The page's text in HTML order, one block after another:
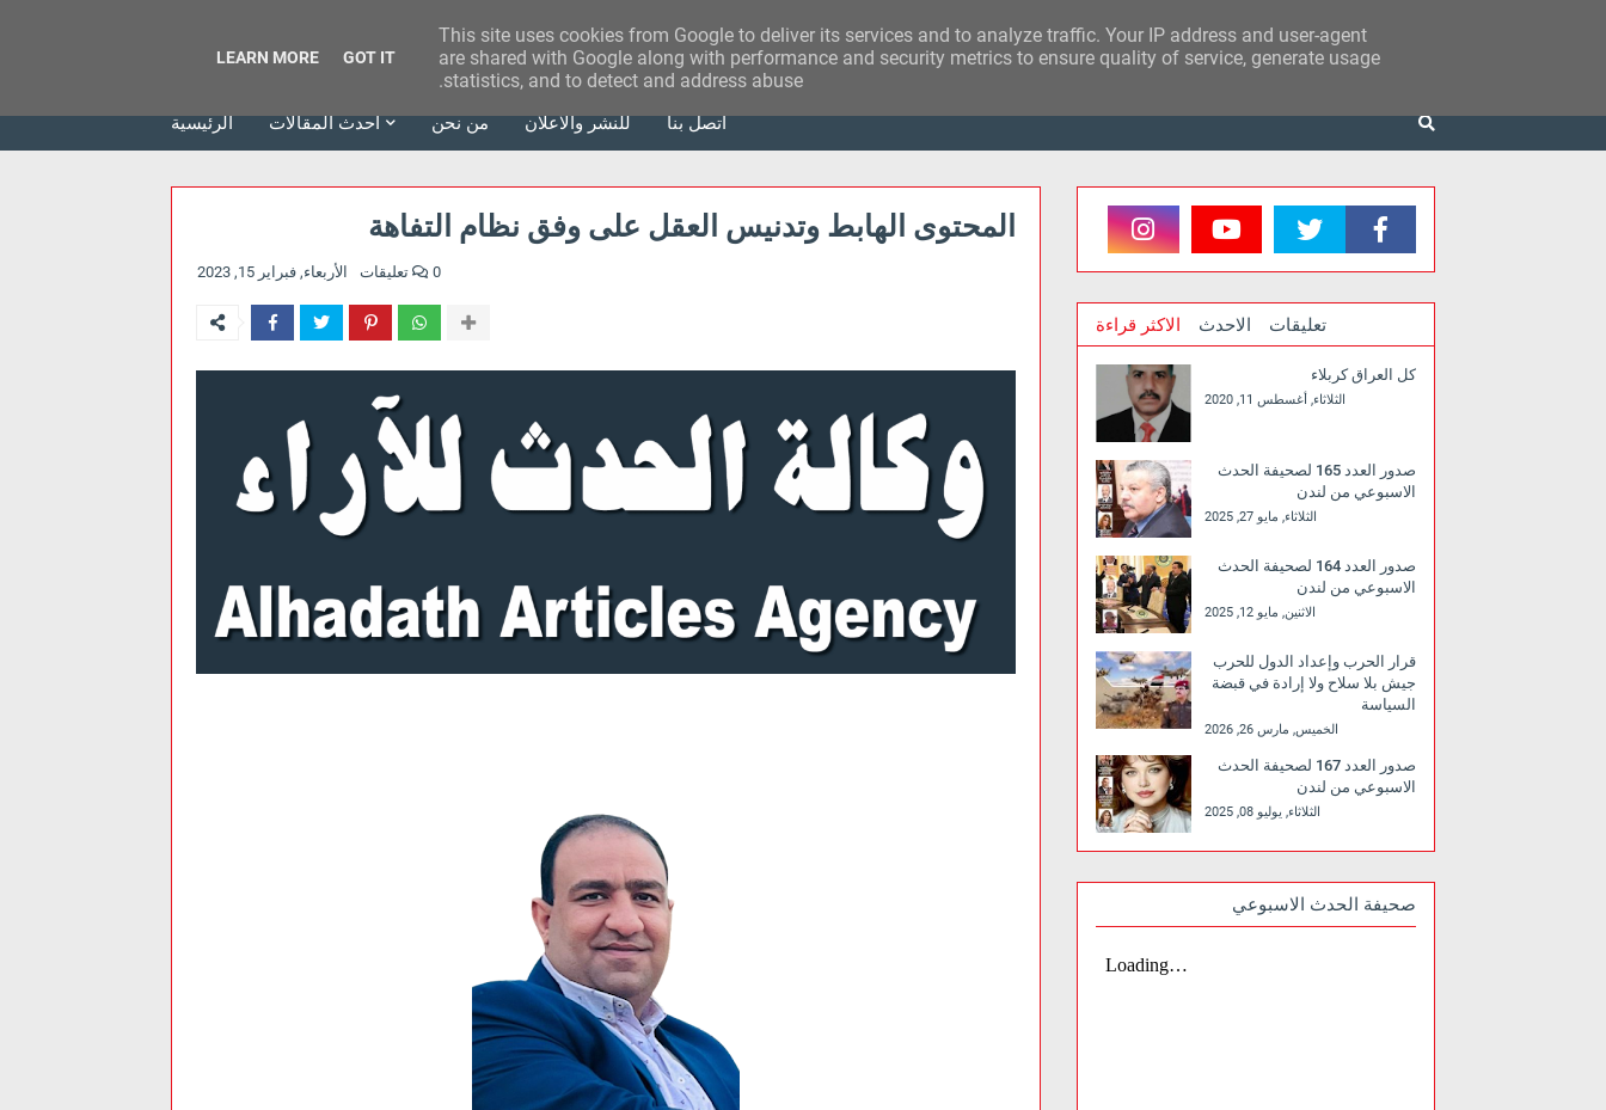
وكالة الحدث للآراء
الرئيسية أحدث المقالات من نحن للنشر والاعلان أتصل بنا
المحتوى الهابط وتدنيس العقل على وفق نظام التفاهة
الأربعاء, فبراير 15, 2023 0 تعليقات
الاكثر قراءة الاحدث تعليقات
كل العراق كربلاء
الثلاثاء, أغسطس 11, 2020
صدور العدد 165 لصحيفة الحدث
الاسبوعي من لندن
الثلاثاء, مايو 27, 2025
صدور العدد 164 لصحيفة الحدث
الاسبوعي من لندن
الاثنين, مايو 12, 2025
قرار الحرب وإعداد الدول للحرب
جيش بلا سلاح ولا إرادة في قبضة
السياسة
الخميس, مارس 26, 2026
صدور العدد 167 لصحيفة الحدث
الاسبوعي من لندن
الثلاثاء, يوليو 08, 2025
صحيفة الحدث الاسبوعي
This site uses cookies from Google to deliver its services and to analyze traffic. Your IP address and user-agent
are shared with Google along with performance and security metrics to ensure quality of service, generate usage
statistics, and to detect and address abuse.
LEARN MORE GOT IT